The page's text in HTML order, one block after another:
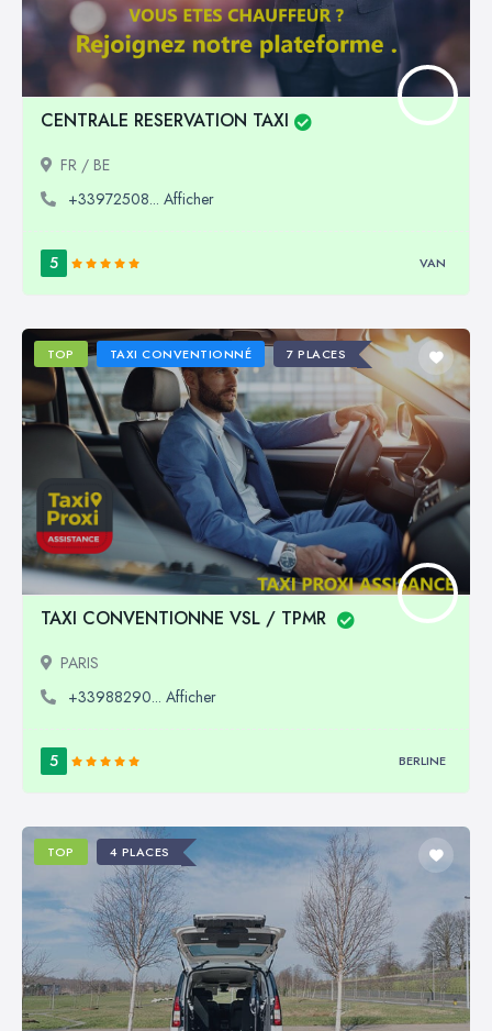
CENTRALE RESERVATION TAXI
FR / BE
+33972508... Afficher
5 VAN
TOP TAXI CONVENTIONNÉ 7 PLACES
TAXI CONVENTIONNE VSL / TPMR
PARIS
+33988290... Afficher
5 BERLINE
TOP 4 PLACES